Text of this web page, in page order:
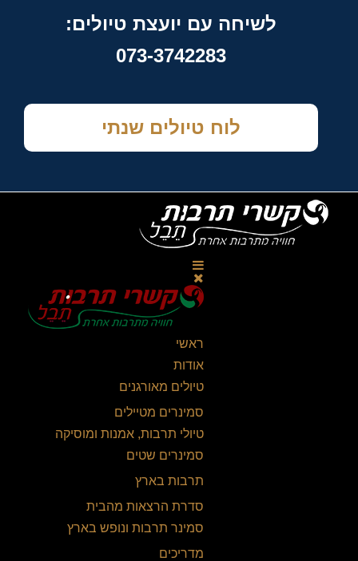
לשיחה עם יועצת טיולים:
073-3742283
לוח טיולים שנתי
ראשי
אודות
טיולים מאורגנים
סמינרים מטיילים
טיולי תרבות, אמנות ומוסיקה
סמינרים שטים
תרבות בארץ
סדרת הרצאות מהבית
סמינר תרבות ונופש בארץ
מדריכים